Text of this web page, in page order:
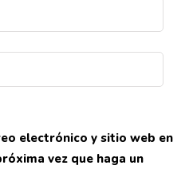
electrónico y sitio web en
vez que haga un